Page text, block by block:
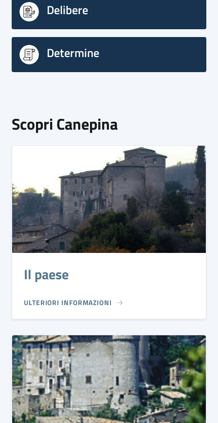
Delibere
Determine
Scopri Canepina
Il paese
ULTERIORI INFORMAZIONI